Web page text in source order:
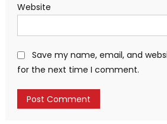
Website
Save my name, email, and
for the next time I comment.